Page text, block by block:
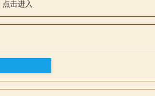
点击进入